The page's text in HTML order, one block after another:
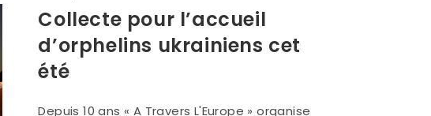
Collecte pour l’accueil
d’orphelins ukrainiens cet
été
Depuis 10 ans « A Travers L'Europe » organise